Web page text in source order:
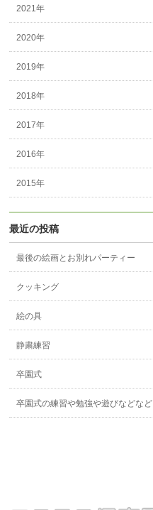
2021年
2020年
2019年
2018年
2017年
2016年
2015年
最近の投稿
最後の絵画とお別れパーティー
クッキング
絵の具
静粛練習
卒園式
卒園式の練習や勉強や遊びなどなど